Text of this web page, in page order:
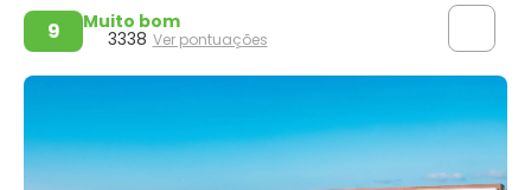
9 Muito bom
3338 Ver pontuações